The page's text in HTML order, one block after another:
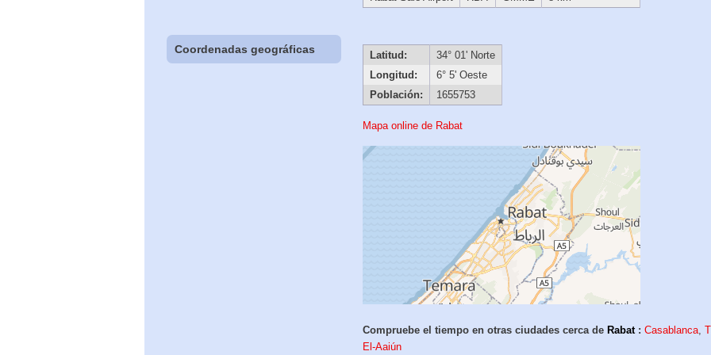
Coordenadas geográficas Latitud:
34° 01' Norte
Longitud:
6° 5' Oeste
Población:
1655753
Mapa online de Rabat
Compruebe el tiempo en otras ciudades cerca deRabat: Casablanca ,
El-Aaiún